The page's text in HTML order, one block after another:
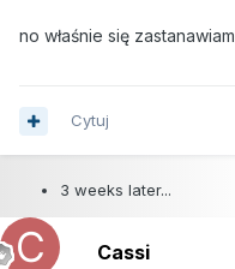
no właśnie się zastanawiam
Cytuj
3 weeks later...
Cassi